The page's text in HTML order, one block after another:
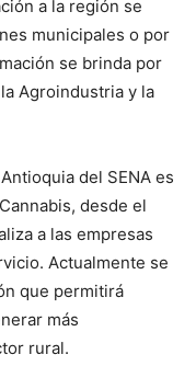
a la región se
municipales o por
se brinda por
Agroindustria y la
del SENA es
desde el
a las empresas
Actualmente se
que permitirá
más
rural.